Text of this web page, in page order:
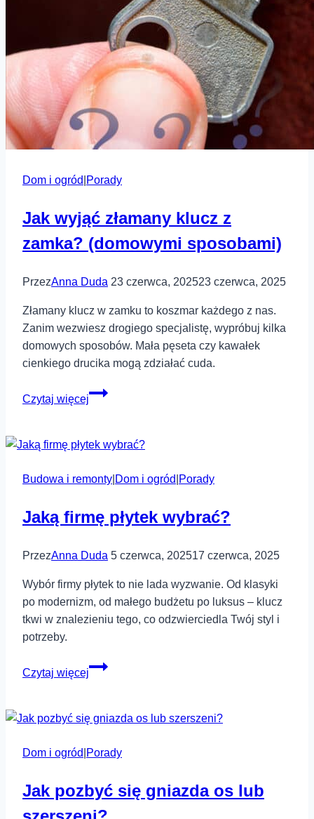
Dom i ogród Porady
Jak wyjąć złamany klucz z
zamka? (domowymi sposobami)
PrzezAnna Duda 23 czerwca, 202523 czerwca, 2025
Złamany klucz w zamku to koszmar każdego z nas.
Zanim wezwiesz drogiego specjalistę, wypróbuj kilka
domowych sposobów. Mała pęseta czy kawałek
cienkiego drucika mogą zdziałać cuda.
Czytaj więcej
Jak
klucz
zamka?
sposobami)
Budowa i remonty Dom i ogród Porady
Jaką firmę płytek wybrać?
PrzezAnna Duda 5 czerwca, 202517 czerwca, 2025
Wybór firmy płytek to nie lada wyzwanie. Od klasyki
po modernizm, od małego budżetu po luksus – klucz
tkwi w znalezieniu tego, co odzwierciedla Twój styl i
potrzeby.
Czytaj więcej
Jaką
wybrać?
Dom i ogród Porady
Jak pozbyć się gniazda os lub